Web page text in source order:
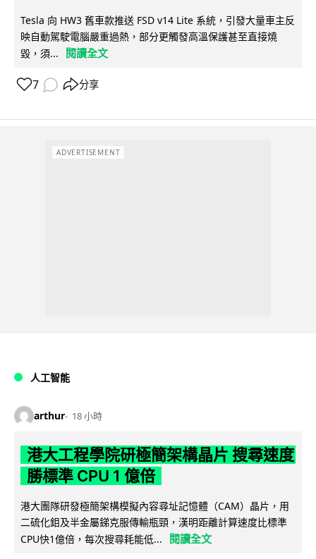
Tesla 向 HW3 舊車款推送 FSD v14 Lite 系統，引發大量車主反
映自動駕駛電腦嚴重過熱，部分更觸發高溫保護甚至直接燒
毀，須...
閱讀全文
7 分享
ADVERTISEMENT
人工智能
arthur 18 小時
港大工程學院研極簡架構晶片 搜尋速度
勝標準 CPU 1 億倍
港大團隊研發極簡架構模擬內容尋址記憶體（CAM）晶片，用
二硫化鉬及半金屬銻克服傳輸瓶頸，漢明距離計算速度比標準
CPU快1億倍，每次搜尋耗能低...
閱讀全文